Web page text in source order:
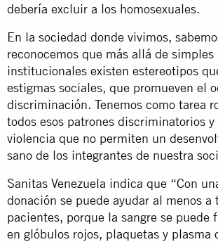
debería excluir a los homosexuales.
En la sociedad donde vivimos,
reconocemos que más allá de simples
institucionales existen estereotipos
estigmas sociales, que promueven el
discriminación. Tenemos como tarea
todos esos patrones discriminatorios y
violencia que no permiten un
sano de los integrantes de nuestra
Sanitas Venezuela indica que “Con
donación se puede ayudar al menos a
pacientes, porque la sangre se puede
en glóbulos rojos, plaquetas y plasma